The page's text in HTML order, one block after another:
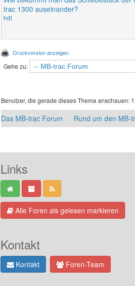
trac 1300 auseinander?
hdt
Druckversion anzeigen
Gehe zu:
Benutzer, die gerade dieses Thema anschauen:
Das MB-trac Forum Rund um den MB-
Links
Alle Foren als gelesen markieren
Kontakt
Kontakt Foren-Team